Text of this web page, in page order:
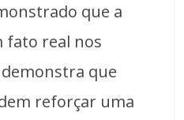
que a
fato real nos
que
reforçar uma